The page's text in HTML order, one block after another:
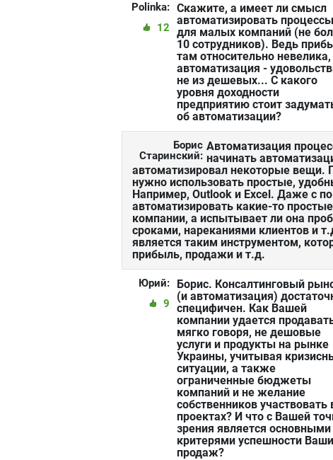
Polinka:
12
Скажите, а имеет ли смысл
автоматизировать процессы
для малых компаний (не
10 сотрудников). Ведь
там относительно невелика,
автоматизация -
не из дешевых... С какого
уровня доходности
предприятию стоит
об автоматизации?
Борис
Старинский:
Автоматизация
начинать
автоматизировал некоторые вещи.
нужно использовать простые,
Например, Outlook и Excel. Даже с
автоматизировать какие-то
компании, а испытывает ли она
сроками, нареканиями клиентов и
является таким инструментом,
прибыль, продажи и т.д.
Юрий:
9
Борис. Консалтинговый
(и автоматизация)
специфичен. Как Вашей
компании удается
мягко говоря, не дешовые
услуги и продукты на рынке
Украины, учитывая
ситуации, а также
ограниченные бюджеты
компаний и не желание
собственников участвовать
проектах? И что с Вашей
зрения является основными
критерями успешности
продаж?